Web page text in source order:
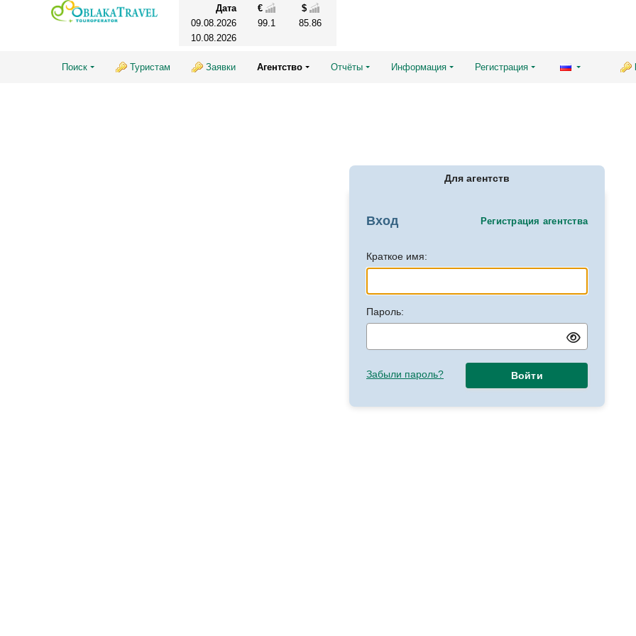
Дата €
$
09.08.2026
99.1
85.86
10.08.2026
Поиск Туристам Заявки Агентство Отчёты Информация Регистрация
Для агентств
Вход Регистрация агентства
Краткое имя:
Пароль:
Забыли пароль? Войти